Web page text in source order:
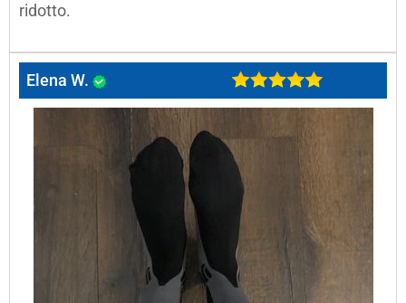
ridotto.
Elena W.